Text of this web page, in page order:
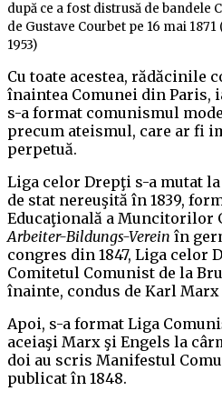
după ce a fost distrusă de bandele
de Gustave Courbet pe 16 mai
1953)
Cu toate acestea, rădăcinile
înaintea Comunei din Paris,
s-a format comunismul
precum ateismul, care ar fi
perpetuă.
Liga celor Drepţi s-a mutat
de stat nereuşită în 1839,
Educaţională a Muncitorilor
Arbeiter-Bildungs-Verein în
congres din 1847, Liga celor
Comitetul Comunist de la
înainte, condus de Karl
Apoi, s-a format Liga
aceiaşi Marx şi Engels la
doi au scris Manifestul
publicat în 1848.